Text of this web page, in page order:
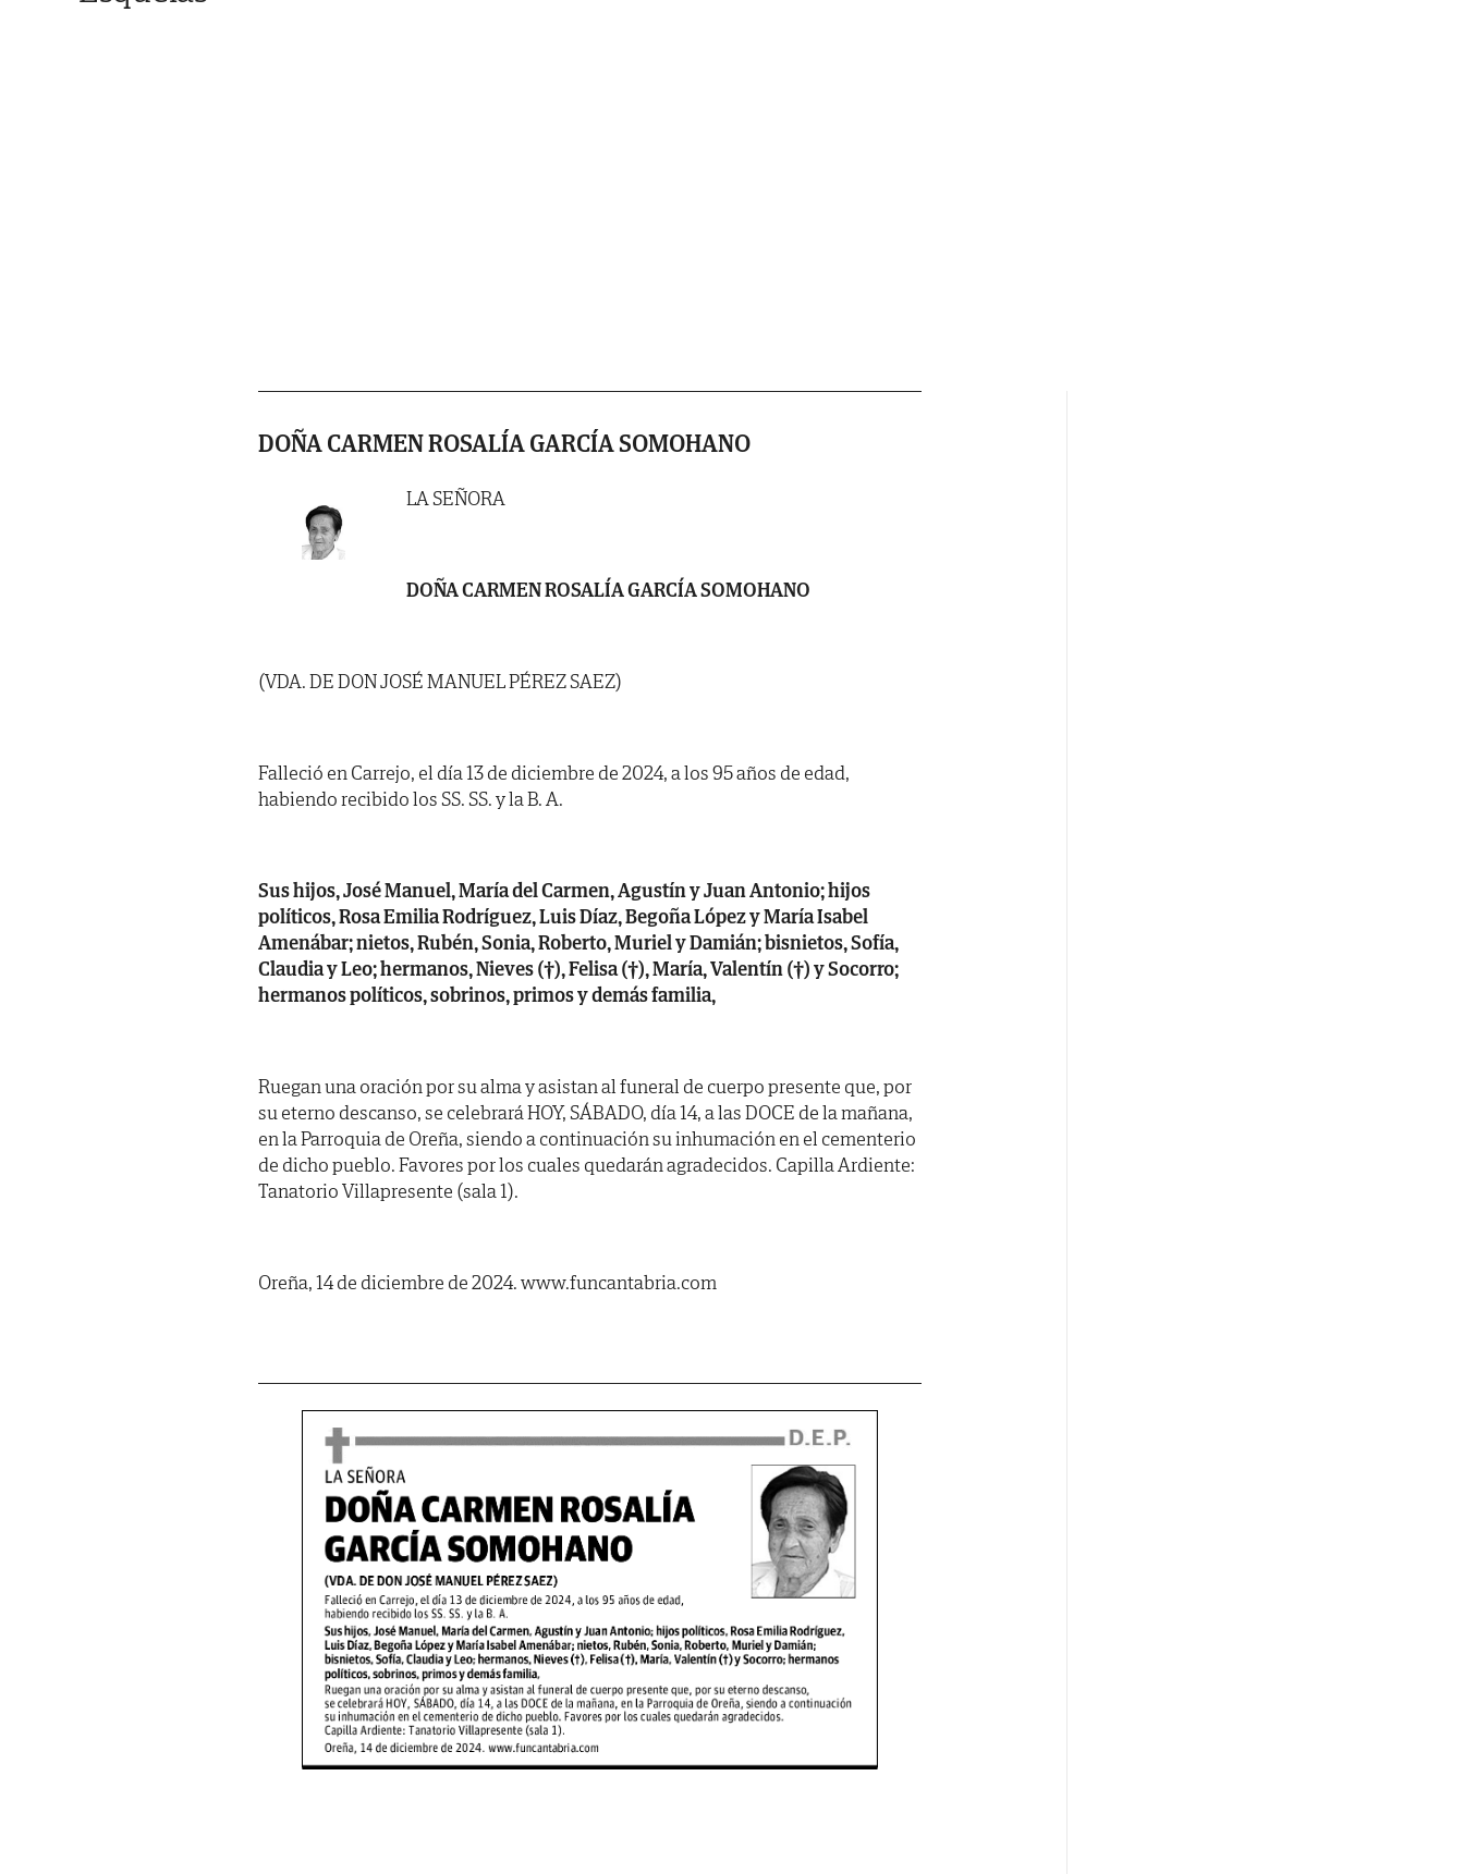
DOÑA CARMEN ROSALÍA GARCÍA SOMOHANO
LA SEÑORA
DOÑA CARMEN ROSALÍA GARCÍA SOMOHANO
(VDA. DE DON JOSÉ MANUEL PÉREZ SAEZ)
Falleció en Carrejo, el día 13 de diciembre de 2024, a los 95 años de edad,
habiendo recibido los SS. SS. y la B. A.
Sus hijos, José Manuel, María del Carmen, Agustín y Juan Antonio; hijos
políticos, Rosa Emilia Rodríguez, Luis Díaz, Begoña López y María Isabel
Amenábar; nietos, Rubén, Sonia, Roberto, Muriel y Damián; bisnietos, Sofía,
Claudia y Leo; hermanos, Nieves (†), Felisa (†), María, Valentín (†) y Socorro;
hermanos políticos, sobrinos, primos y demás familia,
Ruegan una oración por su alma y asistan al funeral de cuerpo presente que, por
su eterno descanso, se celebrará HOY, SÁBADO, día 14, a las DOCE de la mañana,
en la Parroquia de Oreña, siendo a continuación su inhumación en el cementerio
de dicho pueblo. Favores por los cuales quedarán agradecidos. Capilla Ardiente:
Tanatorio Villapresente (sala 1).
Oreña, 14 de diciembre de 2024. www.funcantabria.com